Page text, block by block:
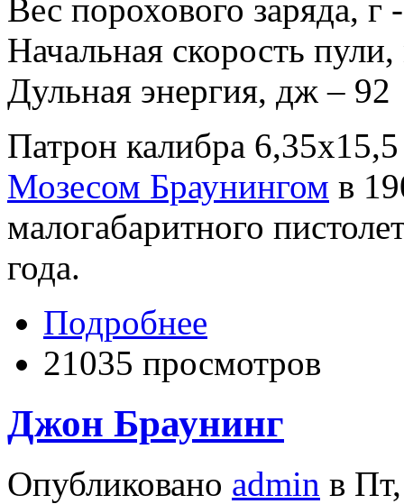
Вес порохового заряда, г
Начальная скорость
Дульная энергия, дж – 92
Патрон калибра
Мозесом Браунингом в
малогабаритного
года.
Подробнее
21035 просмотров
Джон Браунинг
Опубликовано admin в